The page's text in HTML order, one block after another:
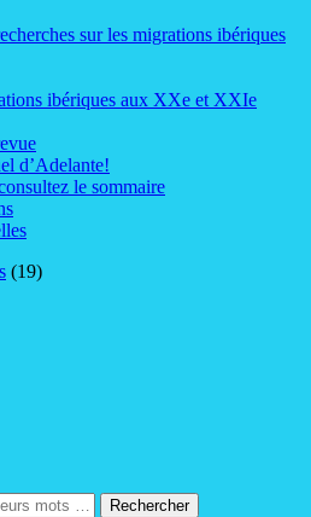
sur les migrations ibériques
ibériques aux XXe et XXIe
d’Adelante!
le sommaire
(19)